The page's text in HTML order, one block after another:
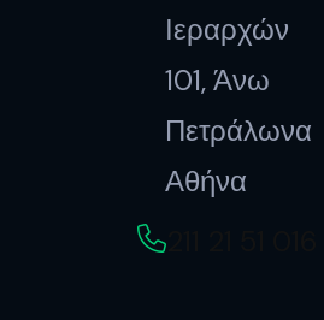
Ιεραρχών
101, Άνω
Πετράλωνα
Αθήνα